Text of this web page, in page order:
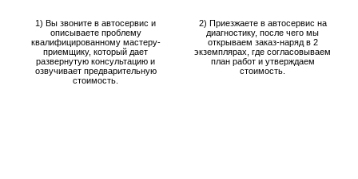
1) Вы звоните в автосервис и
описываете проблему
квалифицированному мастеру-
приемщику, который дает
развернутую консультацию и
озвучивает предварительную
стоимость.
2) Приезжаете в автосервис на
диагностику, после чего мы
открываем заказ-наряд в 2
экземплярах, где согласовываем
план работ и утверждаем
стоимость.